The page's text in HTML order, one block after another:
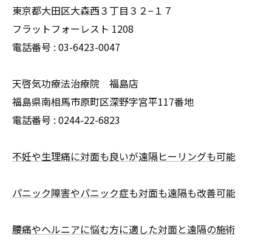
東京都大田区大森西３丁目３２−１７
フラットフォーレスト 1208
電話番号 : 03-6423-0047
天啓気功療法治療院 福島店
福島県南相馬市原町区深野字宮平117番地
電話番号 : 0244-22-6823
不妊や生理痛に対面も良いが遠隔ヒーリングも可能
パニック障害やパニック症も対面も遠隔も改善可能
腰痛やヘルニアに悩む方に適した対面と遠隔の施術